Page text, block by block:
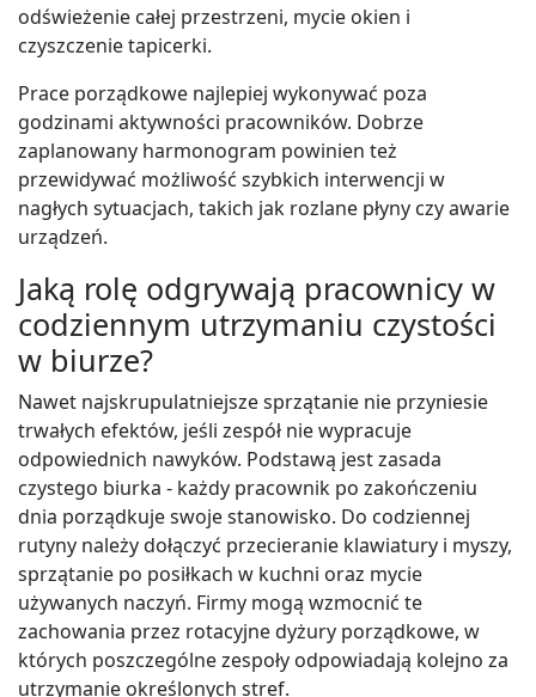
odświeżenie całej przestrzeni, mycie okien i
czyszczenie tapicerki.
Prace porządkowe najlepiej wykonywać poza
godzinami aktywności pracowników. Dobrze
zaplanowany harmonogram powinien też
przewidywać możliwość szybkich interwencji w
nagłych sytuacjach, takich jak rozlane płyny czy awarie
urządzeń.
Jaką rolę odgrywają pracownicy w
codziennym utrzymaniu czystości
w biurze?
Nawet najskrupulatniejsze sprzątanie nie przyniesie
trwałych efektów, jeśli zespół nie wypracuje
odpowiednich nawyków. Podstawą jest zasada
czystego biurka - każdy pracownik po zakończeniu
dnia porządkuje swoje stanowisko. Do codziennej
rutyny należy dołączyć przecieranie klawiatury i myszy,
sprzątanie po posiłkach w kuchni oraz mycie
używanych naczyń. Firmy mogą wzmocnić te
zachowania przez rotacyjne dyżury porządkowe, w
których poszczególne zespoły odpowiadają kolejno za
utrzymanie określonych stref.